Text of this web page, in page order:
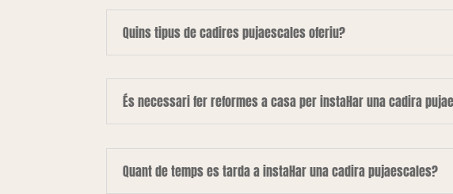
Quins tipus de cadires pujaescales oferiu?
És necessari fer reformes a casa per instal·lar una cadira
Quant de temps es tarda a instal·lar una cadira pujaescales?